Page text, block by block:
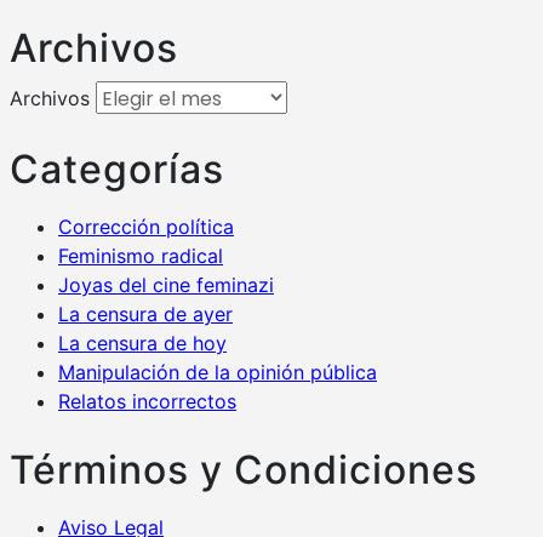
Archivos
Archivos
Categorías
Corrección política
Feminismo radical
Joyas del cine feminazi
La censura de ayer
La censura de hoy
Manipulación de la opinión pública
Relatos incorrectos
Términos y Condiciones
Aviso Legal